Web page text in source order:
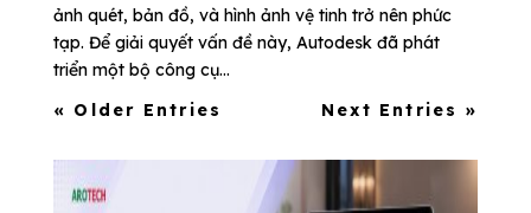
ảnh quét, bản đồ, và hình ảnh vệ tinh trở nên phức
tạp. Để giải quyết vấn đề này, Autodesk đã phát
triển một bộ công cụ...
« Older Entries
Next Entries »